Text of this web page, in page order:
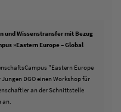
und Wissenstransfer mit Bezug
»Eastern Europe – Global
"Eastern Europe
DGO einen Workshop für
an der Schnittstelle
an.